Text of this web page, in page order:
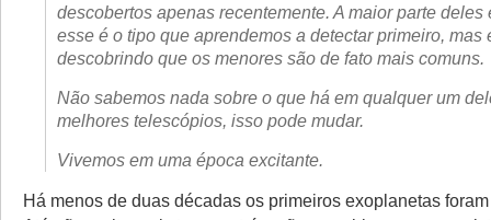
descobertos apenas recentemente. A maior parte deles
esse é o tipo que aprendemos a detectar primeiro, mas
descobrindo que os menores são de fato mais comuns.
Não sabemos nada sobre o que há em qualquer um
melhores telescópios, isso pode mudar.
Vivemos em uma época excitante.
Há menos de duas décadas os primeiros exoplanetas